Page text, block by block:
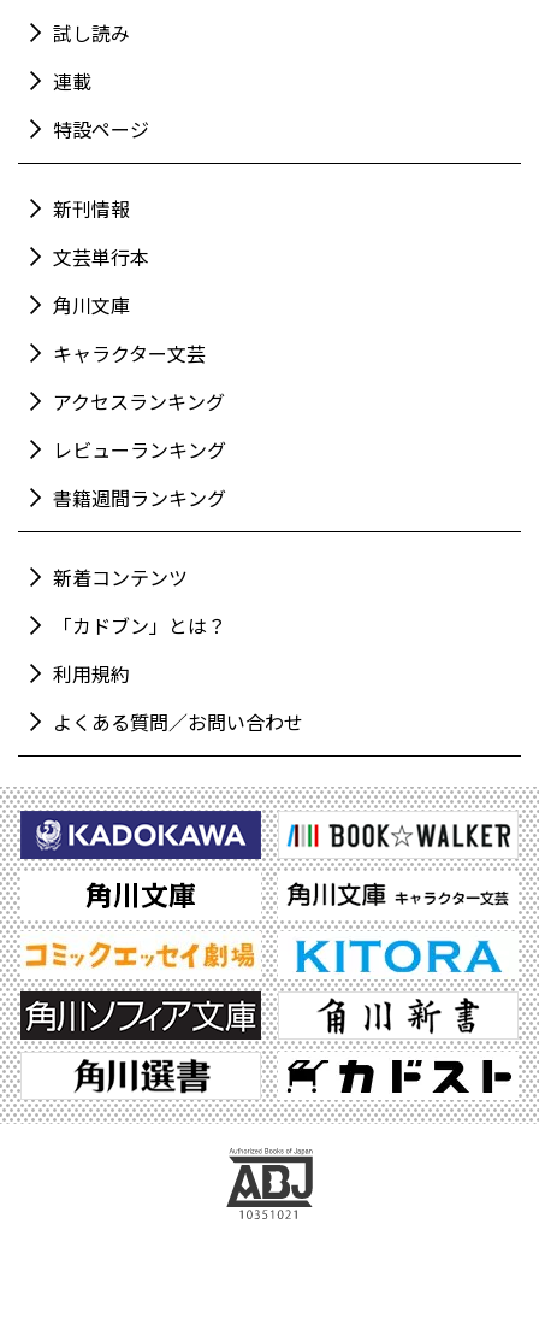
試し読み
連載
特設ページ
新刊情報
文芸単行本
角川文庫
キャラクター文芸
アクセスランキング
レビューランキング
書籍週間ランキング
新着コンテンツ
「カドブン」とは？
利用規約
よくある質問／お問い合わせ